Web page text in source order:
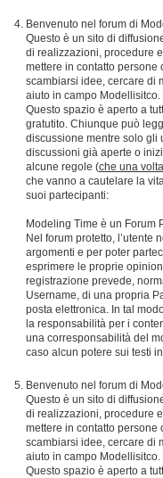
Benvenuto nel forum di
Questo è un sito di
di realizzazioni, procedure
mettere in contatto persone
scambiarsi idee, cercare di
aiuto in campo Modellisitco.
Questo spazio è aperto a
gratutito. Chiunque può
discussione mentre solo gli
discussioni già aperte o
alcune regole (che una
che vanno a cautelare la
suoi partecipanti:
Modeling Time è un Forum
Nel forum protetto, l’utente
argomenti e per poter
esprimere le proprie
registrazione prevede,
Username, di una propria
posta elettronica. In tal
la responsabilità per i
una corresponsabilità del
caso alcun potere sui testi
Benvenuto nel forum di
Questo è un sito di
di realizzazioni, procedure
mettere in contatto persone
scambiarsi idee, cercare di
aiuto in campo Modellisitco.
Questo spazio è aperto a